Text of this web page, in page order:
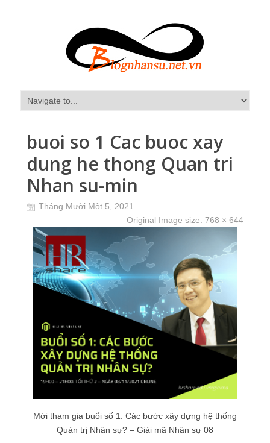
buoi so 1 Cac buoc xay
dung he thong Quan tri
Nhan su-min
Tháng Mười Một 5, 2021
Original Image size: 768 × 644
Mời tham gia buổi số 1: Các bước xây dựng hệ thống
Quản trị Nhân sự? – Giải mã Nhân sự 08